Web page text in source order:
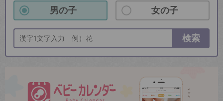
男の子 女の子
検索